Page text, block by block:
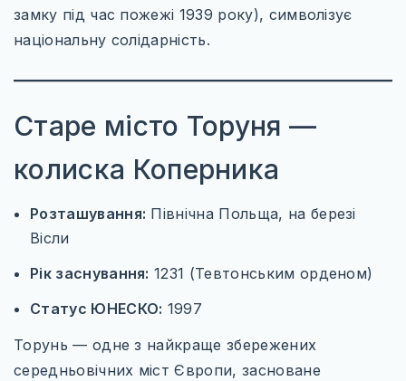
замку під час пожежі 1939 року), символізує
національну солідарність.
Старе місто Торуня —
колиска Коперника
Розташування: Північна Польща, на березі
Вісли
Рік заснування: 1231 (Тевтонським орденом)
Статус ЮНЕСКО: 1997
Торунь — одне з найкраще збережених
середньовічних міст Європи, засноване